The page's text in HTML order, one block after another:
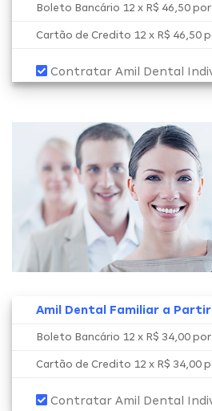
Boleto Bancário 12 x R$ 46,50
Cartão de Credito 12 x R$ 46,50
Contratar Amil Dental
Amil Dental Familiar a Partir
Boleto Bancário 12 x R$ 34,00
Cartão de Credito 12 x R$ 34,00
Contratar Amil Dental